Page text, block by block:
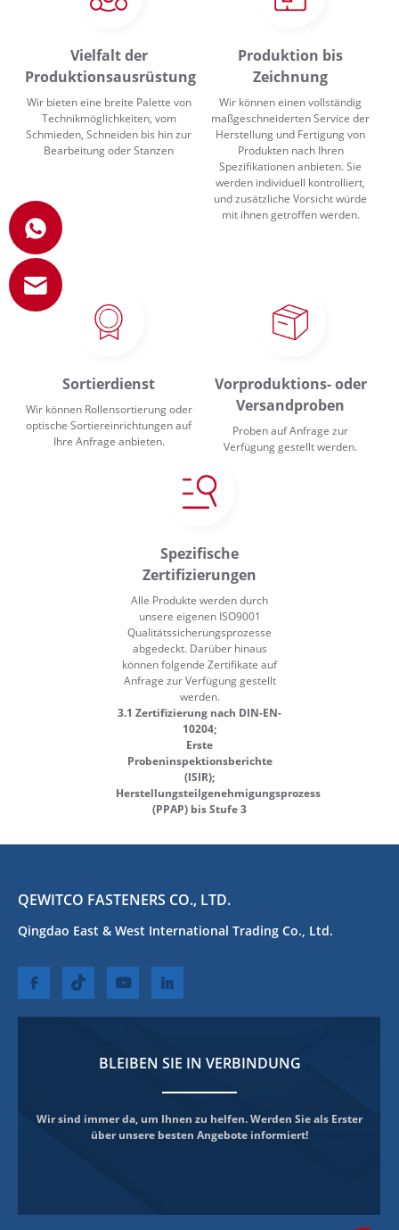
Vielfalt der
Produktionsausrüstung
Wir bieten eine breite Palette von
Technikmöglichkeiten, vom
Schmieden, Schneiden bis hin zur
Bearbeitung oder Stanzen
Produktion bis
Zeichnung
Wir können einen vollständig
maßgeschneiderten Service der
Herstellung und Fertigung von
Produkten nach Ihren
Spezifikationen anbieten. Sie
werden individuell kontrolliert,
und zusätzliche Vorsicht würde
mit ihnen getroffen werden.
Sortierdienst
Wir können Rollensortierung oder
optische Sortiereinrichtungen auf
Ihre Anfrage anbieten.
Vorproduktions- oder
Versandproben
Proben auf Anfrage zur
Verfügung gestellt werden.
Spezifische
Zertifizierungen
Alle Produkte werden durch
unsere eigenen ISO9001
Qualitätssicherungsprozesse
abgedeckt. Darüber hinaus
können folgende Zertifikate auf
Anfrage zur Verfügung gestellt
werden.
3.1 Zertifizierung nach DIN-EN-
10204;
Erste
Probeninspektionsberichte
(ISIR);
Herstellungsteilgenehmigungsprozess
(PPAP) bis Stufe 3
QEWITCO FASTENERS CO., LTD.
Qingdao East & West International Trading Co., Ltd.
BLEIBEN SIE IN VERBINDUNG
Wir sind immer da, um Ihnen zu helfen. Werden Sie als Erster
über unsere besten Angebote informiert!